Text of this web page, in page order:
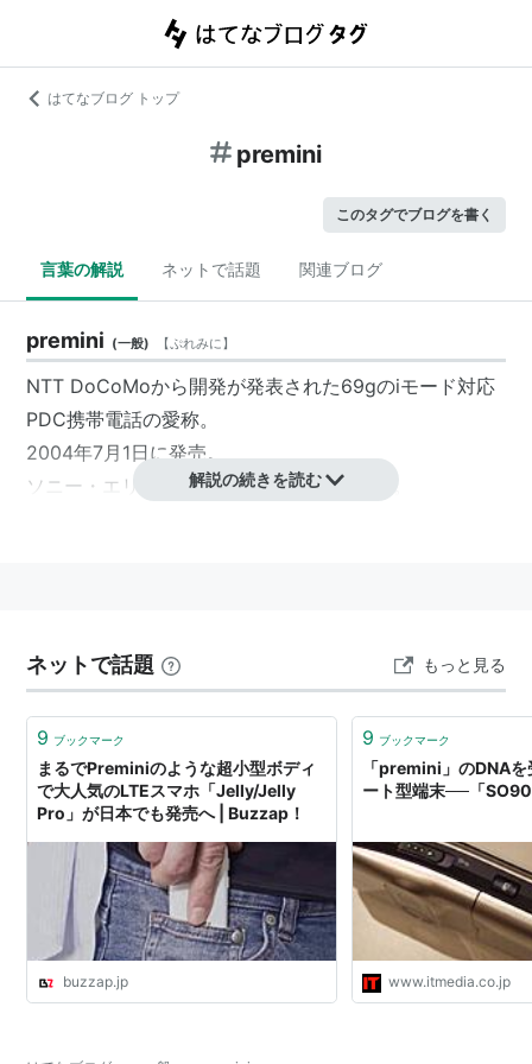
はてなブログ トップ
premini
このタグでブログを書く
言葉の解説 ネットで話題 関連ブログ
premini (一般) 【ぷれみに】
NTT DoCoMoから開発が発表された69gのiモード対応
PDC携帯電話の愛称。
2004年7月1日に発売。
ソニー・エリクソン製、型番は「SO213i」。
解説の続きを読む
ネットで話題 もっと見る
9 ブックマーク
まるでPreminiのような超小型ボディ
で大人気のLTEスマホ「Jelly/Jelly
Pro」が日本でも発売へ | Buzzap！
buzzap.jp
9 ブックマーク
「premini」のDNA
ート型端末──「
www.itmedia.co.jp